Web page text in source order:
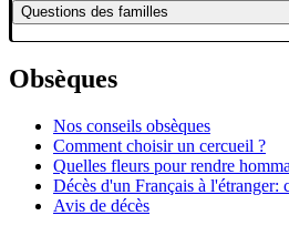
Questions des familles
Obsèques
Nos conseils obsèques
Comment choisir un cercueil ?
Quelles fleurs pour rendre
Décès d'un Français à l'étranger:
Avis de décès